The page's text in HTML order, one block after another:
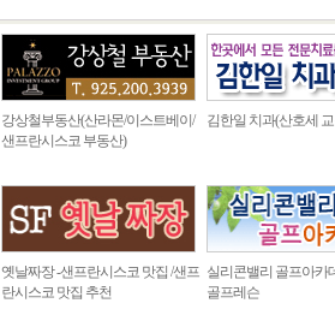
강상철부동산(산라몬/이스트베이/
샌프란시스코 부동산)
김한일 치과(산호세
옛날짜장 -샌프란시스코 맛집 /샌프
란시스코 맛집 추천
실리콘밸리 골프아카
골프레슨